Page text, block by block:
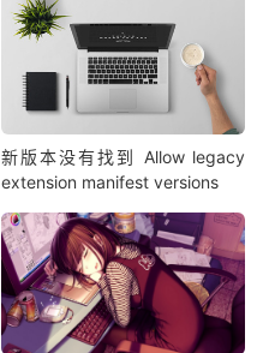
新版本没有找到 Allow legacy
extension manifest versions